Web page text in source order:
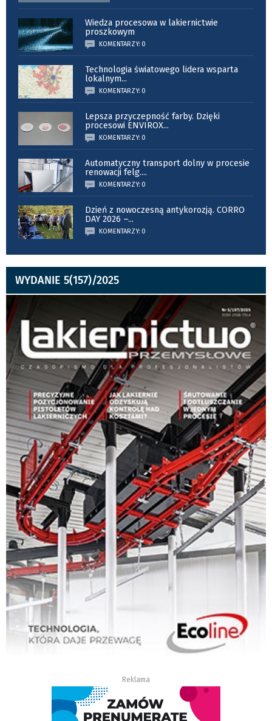
Wiedza procesowa w lakiernictwie
proszkowym
KOMENTARZY: 0
Technologia światowego lidera wsparta
lokalnym...
KOMENTARZY: 0
Lepsza przyczepność farby. Dzięki
procesowi ENVIROX...
KOMENTARZY: 0
Automatyczny transport dolny w procesie
renowacji felg....
KOMENTARZY: 0
Dzień z nowoczesną antykorozją. CORRO
DAY 2026 –...
KOMENTARZY: 0
WYDANIE 5(157)/2025
Reklama